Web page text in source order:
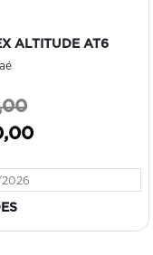
ALTITUDE AT6